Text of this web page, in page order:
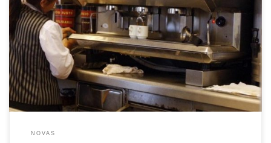
O comité clínico e a Consellaría de Sanidade acordan
elevar a situación de risco nas tres comarcas destas
grandes cidades. O conselleiro Julio García Comesaña pide
á poboación “unha especie de autoconfinamento” para os
próximos días. O conselleiro de Sanidade, Julio García
Comesaña, acaba de indicar que Compostela, Ames e […]
NOVAS